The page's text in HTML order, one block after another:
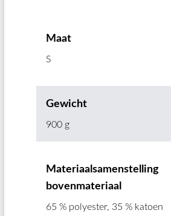
Maat
S
Gewicht
900 g
Materiaalsamenstelling
bovenmateriaal
65 % polyester, 35 % katoen